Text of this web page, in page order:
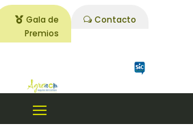
Gala de
Premios
Contacto